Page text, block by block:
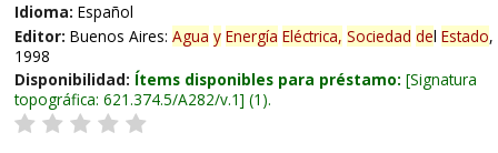
Idioma: Español
Editor: Buenos Aires: Agua y Energía Eléctrica, Sociedad del Estado,
1998
Disponibilidad: Ítems disponibles para préstamo: Signatura
topográfica: 621.374.5/A282/v.1 (1).